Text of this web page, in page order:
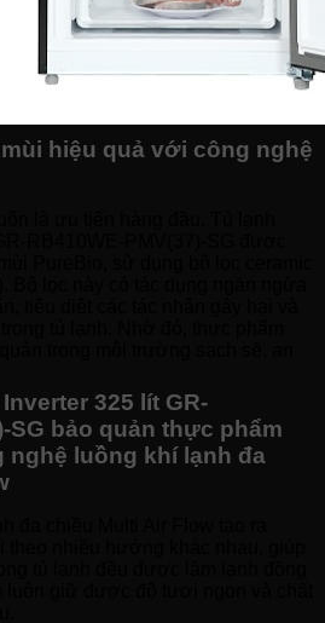
hiệu quả với công nghệ
325 lít GR-
SG bảo quản thực phẩm
nghệ luồng khí lạnh đa